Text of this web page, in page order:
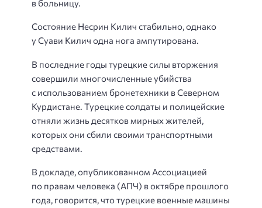
в больницу.
Состояние Несрин Килич стабильно, однако
у Суави Килич одна нога ампутирована.
В последние годы турецкие силы вторжения
совершили многочисленные убийства
с использованием бронетехники в Северном
Курдистане. Турецкие солдаты и полицейские
отняли жизнь десятков мирных жителей,
которых они сбили своими транспортными
средствами.
В докладе, опубликованном Ассоциацией
по правам человека (АПЧ) в октябре прошлого
года, говорится, что турецкие военные машины